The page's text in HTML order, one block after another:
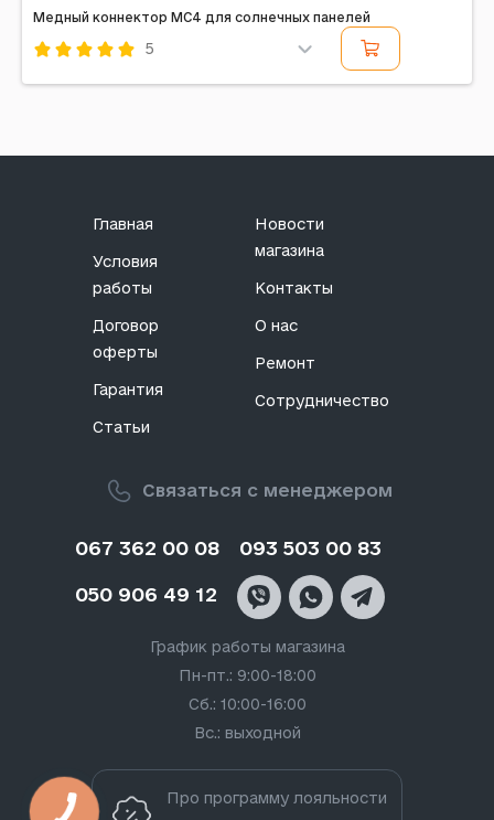
Медный коннектор MC4 для солнечных панелей
5
Связаться с менеджером
067 362 00 08 093 503 00 83
050 906 49 12
График работы магазина
Пн-пт.: 9:00-18:00
Сб.: 10:00-16:00
Вс.: выходной
Главная
Условия
работы
Договор
оферты
Гарантия
Статьи
Новости
магазина
Контакты
О нас
Ремонт
Сотрудничество
Про программу лояльности